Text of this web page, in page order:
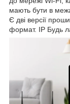
мають бути в
Є дві версії
формат. IP Будь